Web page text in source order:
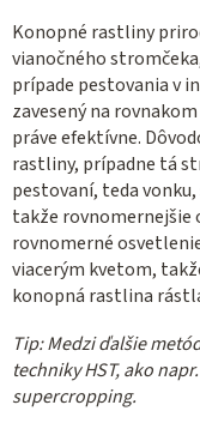
Konopné rastliny
vianočného
prípade pestovania v
zavesený na
práve efektívne.
rastliny, prípadne tá
pestovaní, teda
takže rovnomernejšie
rovnomerné
viacerým kvetom,
konopná rastlina
Tip: Medzi ďalšie
techniky HST, ako
supercropping.